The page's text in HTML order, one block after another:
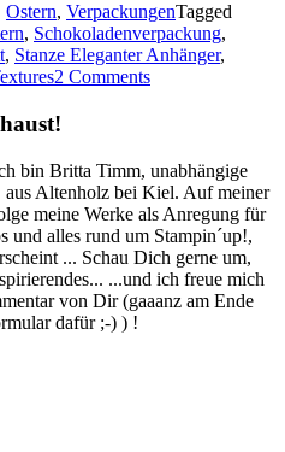
Ostern, VerpackungenTagged
, Schokoladenverpackung,
, Stanze Eleganter Anhänger,
2 Comments
bin Britta Timm, unabhängige
aus Altenholz bei Kiel. Auf meiner
meine Werke als Anregung für
und alles rund um Stampin´up!,
... Schau Dich gerne um,
...und ich freue mich
von Dir (gaaanz am Ende
dafür ;-) ) !